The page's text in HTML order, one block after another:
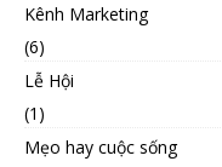
Kênh Marketing
(6)
Lễ Hội
(1)
Mẹo hay cuộc sống